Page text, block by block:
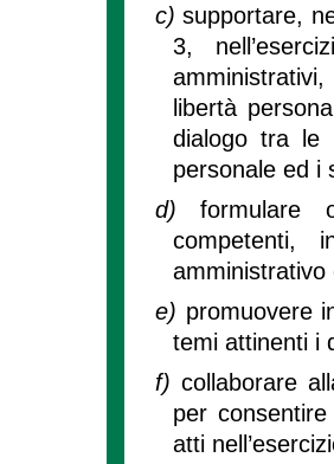
c)supportare,
3,
libertà
dialogo tra le
personale ed i
d)formulare
competenti,
amministrativo
e) promuovere
temi attinenti i
f) collaborare
per
atti